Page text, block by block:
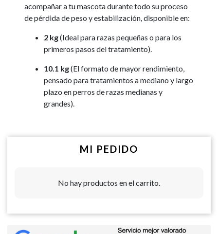
acompañar a tu mascota durante todo su proceso
de pérdida de peso y estabilización, disponible en:
2 kg(Ideal para razas pequeñas o para los
primeros pasos del tratamiento).
10.1 kg(El formato de mayor rendimiento,
pensado para tratamientos a mediano y largo
plazo en perros de razas medianas y
grandes).
MI PEDIDO
No hay productos en el carrito.